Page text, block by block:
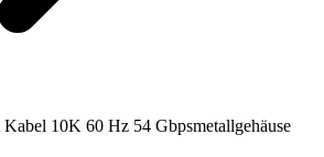
10K 60 Hz 54 Gbpsmetallgehäuse